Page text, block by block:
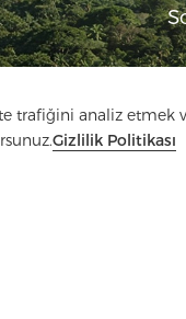
trafiğini analiz etmek
Gizlilik Politikası